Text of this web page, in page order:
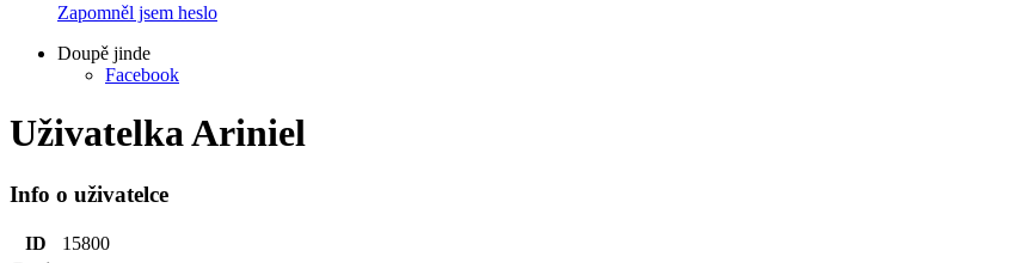
Zapomněl jsem heslo
Doupě jinde
Facebook
Uživatelka Ariniel
Info o uživatelce
ID
15800